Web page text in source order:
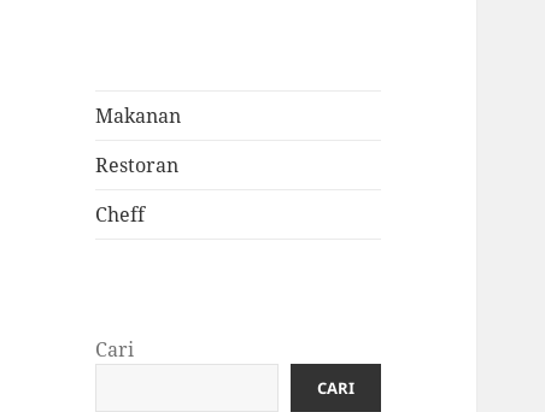
Makanan
Restoran
Cheff
Cari
CARI